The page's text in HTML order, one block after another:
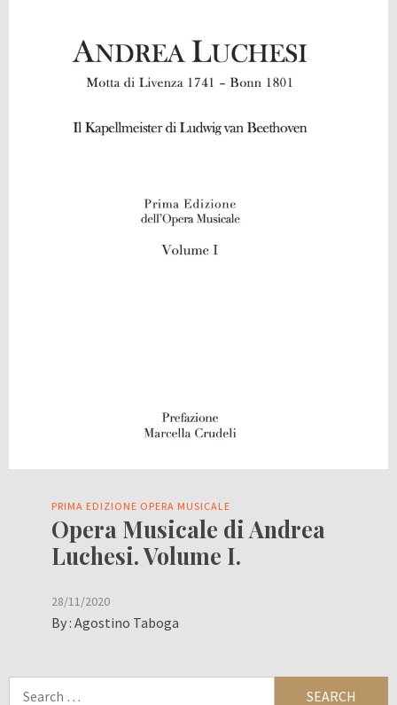
PRIMA EDIZIONE OPERA MUSICALE
Opera Musicale di Andrea
Luchesi. Volume I.
28/11/2020
By : Agostino Taboga